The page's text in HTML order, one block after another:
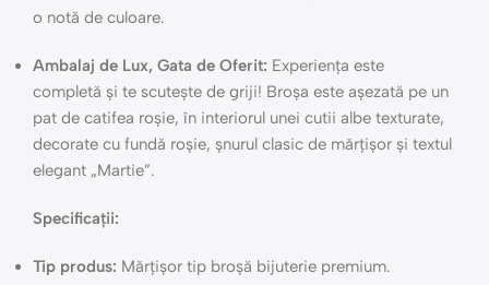
o notă de culoare.
Ambalaj de Lux, Gata de Oferit: Experiența este
completă și te scutește de griji! Broșa este așezată pe un
pat de catifea roșie, în interiorul unei cutii albe texturate,
decorate cu fundă roșie, șnurul clasic de mărțișor și textul
elegant „Martie”.
Specificații:
Tip produs: Mărțișor tip broșă bijuterie premium.